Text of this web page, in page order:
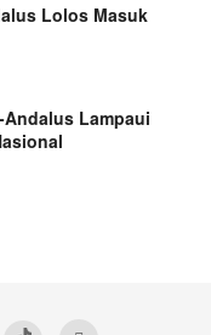
Lolos Masuk
Lampaui